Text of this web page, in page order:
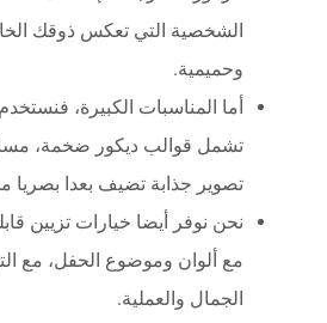
الشخصية التي تعكس ذوقك
وحميمية.
أما المناسبات الكبيرة،
تشمل قوالب ديكور ضخمة،
تصوير جذابة تضيف بعدا بصريا
نحن نوفر أيضا خيارات تزيين
مع ألوان وموضوع الحفل، مع
الجمال والعملية.